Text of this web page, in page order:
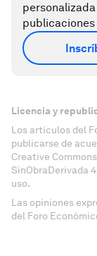
publicaciones
Licencia y
Los artículos del
publicarse de
Creative
SinObraDerivada
uso.
Las opiniones
del Foro